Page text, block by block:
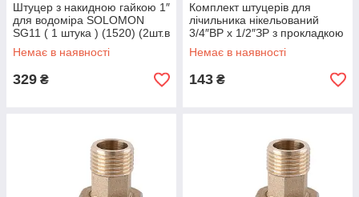
Штуцер з накидною гайкою 1″
для водоміра SOLOMON
SG11 ( 1 штука ) (1520) (2шт.в
коробці) (000001121)
Немає в наявності
329 ₴
Комплект штуцерів для
лічильника нікельований
3/4″ВР х 1/2″ЗР з прокладкою
Б2709-1КбА(нк) VA
(000026248)
Немає в наявності
143 ₴